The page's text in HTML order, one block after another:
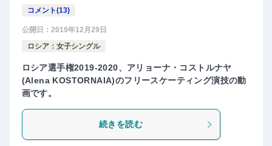
コメント(13)
公開日： 2019年12月29日
ロシア：女子シングル
ロシア選手権2019-2020、アリョーナ・コストルナヤ
(Alena KOSTORNAIA)のフリースケーティング演技の動
画です。
続きを読む